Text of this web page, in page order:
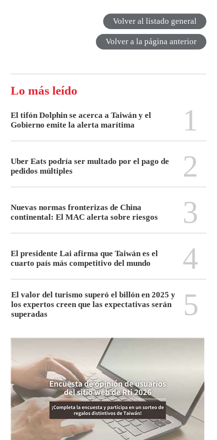
Volver al listado general
Volver a la página anterior
Lo más leído
El tifón Dolphin se acerca a Taiwán y el
Gobierno emite la alerta marítima
1
Uber Eats podría ser multado por el pago de
pedidos múltiples
2
Nuevas normas fronterizas de China
continental: El MAC alerta sobre riesgos
3
El presidente Lai afirma que Taiwán es el
cuarto país más competitivo del mundo
4
El valor del turismo superó el billón en 2025 y
los expertos creen que las expectativas serán
superadas
5